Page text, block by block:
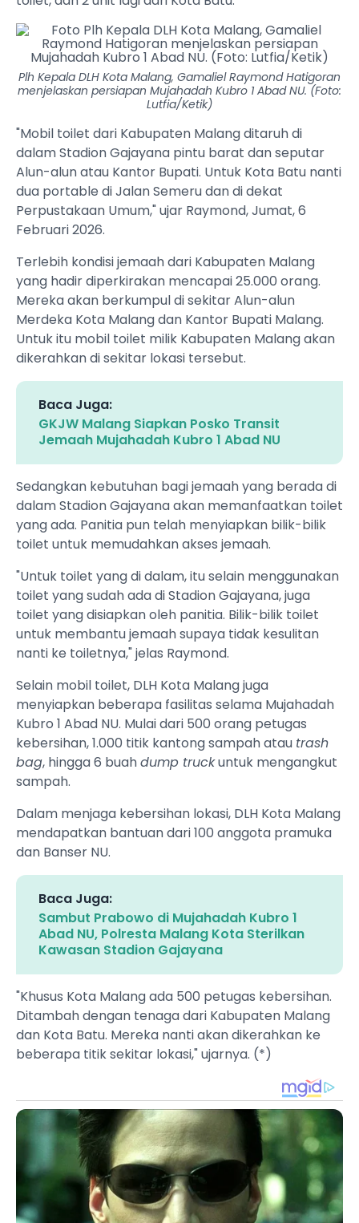
Plh Kepala DLH Kota Malang, Gamaliel Raymond Hatigoran
menjelaskan persiapan Mujahadah Kubro 1 Abad NU. (Foto:
Lutfia/Ketik)
"Mobil toilet dari Kabupaten Malang ditaruh di
dalam Stadion Gajayana pintu barat dan seputar
Alun-alun atau Kantor Bupati. Untuk Kota Batu nanti
dua portable di Jalan Semeru dan di dekat
Perpustakaan Umum," ujar Raymond, Jumat, 6
Februari 2026.
Terlebih kondisi jemaah dari Kabupaten Malang
yang hadir diperkirakan mencapai 25.000 orang.
Mereka akan berkumpul di sekitar Alun-alun
Merdeka Kota Malang dan Kantor Bupati Malang.
Untuk itu mobil toilet milik Kabupaten Malang akan
dikerahkan di sekitar lokasi tersebut.
Baca Juga:
GKJW Malang Siapkan Posko Transit
Jemaah Mujahadah Kubro 1 Abad NU
Sedangkan kebutuhan bagi jemaah yang berada di
dalam Stadion Gajayana akan memanfaatkan toilet
yang ada. Panitia pun telah menyiapkan bilik-bilik
toilet untuk memudahkan akses jemaah.
"Untuk toilet yang di dalam, itu selain menggunakan
toilet yang sudah ada di Stadion Gajayana, juga
toilet yang disiapkan oleh panitia. Bilik-bilik toilet
untuk membantu jemaah supaya tidak kesulitan
nanti ke toiletnya," jelas Raymond.
Selain mobil toilet, DLH Kota Malang juga
menyiapkan beberapa fasilitas selama Mujahadah
Kubro 1 Abad NU. Mulai dari 500 orang petugas
kebersihan, 1.000 titik kantong sampah atau trash
bag, hingga 6 buahdump truckuntuk mengangkut
sampah.
Dalam menjaga kebersihan lokasi, DLH Kota Malang
mendapatkan bantuan dari 100 anggota pramuka
dan Banser NU.
Baca Juga:
Sambut Prabowo di Mujahadah Kubro 1
Abad NU, Polresta Malang Kota Sterilkan
Kawasan Stadion Gajayana
"Khusus Kota Malang ada 500 petugas kebersihan.
Ditambah dengan tenaga dari Kabupaten Malang
dan Kota Batu. Mereka nanti akan dikerahkan ke
beberapa titik sekitar lokasi," ujarnya. (*)